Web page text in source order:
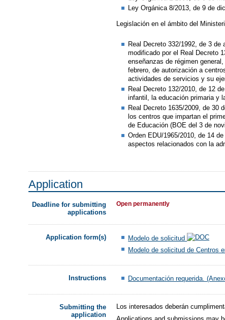
Ley Orgánica 8/2013, de 9 de
Legislación en el ámbito del
Real Decreto 332/1992, de 3
modificado por el Real Decreto
enseñanzas de régimen
febrero, de autorización a
actividades de servicios y su
Real Decreto 132/2010, de 12
infantil, la educación primaria y
Real Decreto 1635/2009, de 30
los centros que impartan el
de Educación (BOE del 3 de
Orden EDU/1965/2010, de 14
aspectos relacionados con la
Application
Deadline for submitting
applications
Open permanently
Application form(s)
Modelo de solicitud
Modelo de solicitud de Centros
Instructions Documentación requerida.
Submitting the
application
Los interesados deberán